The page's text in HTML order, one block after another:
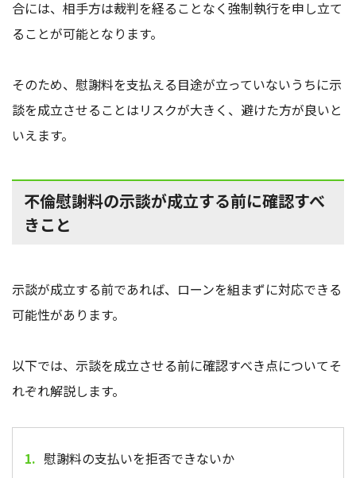
合には、相手方は裁判を経ることなく強制執行を申し立て
ることが可能となります。
そのため、慰謝料を支払える目途が立っていないうちに示
談を成立させることはリスクが大きく、避けた方が良いと
いえます。
不倫慰謝料の示談が成立する前に確認すべ
きこと
示談が成立する前であれば、ローンを組まずに対応できる
可能性があります。
以下では、示談を成立させる前に確認すべき点についてそ
れぞれ解説します。
慰謝料の支払いを拒否できないか